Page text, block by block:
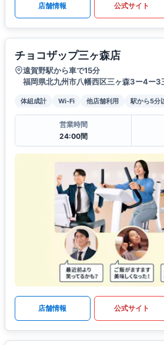
店舗情報 公式サイト
チョコザップ三ヶ森店
遠賀野駅から車で15分
福岡県北九州市八幡西区三ヶ森3ー4ー3
体組成計 Wi-Fi 他店舗利用 駅から5分
営業時間
24:00間
店舗情報 公式サイト